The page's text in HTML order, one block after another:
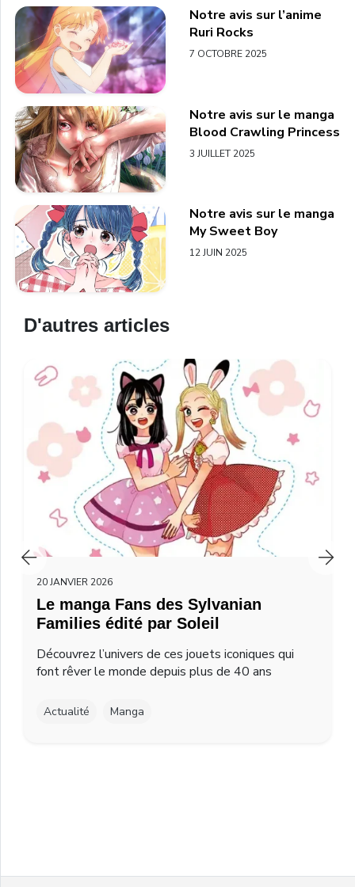
Notre avis sur l’anime
Ruri Rocks
7 OCTOBRE 2025
Notre avis sur le manga
Blood Crawling Princess
3 JUILLET 2025
Notre avis sur le manga
My Sweet Boy
12 JUIN 2025
D'autres articles
20 JANVIER 2026
Le manga Fans des Sylvanian
Families édité par Soleil
Découvrez l’univers de ces jouets iconiques qui
font rêver le monde depuis plus de 40 ans
Actualité Manga